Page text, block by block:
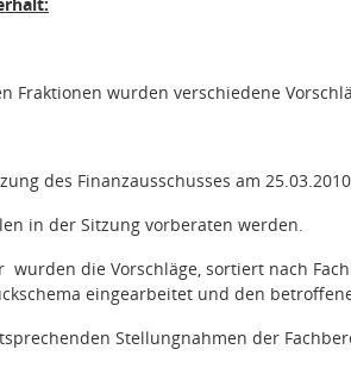
Fraktionen wurden verschiedene
des Finanzausschusses am
in der Sitzung vorberaten werden.
wurden die Vorschläge, sortiert nach
eingearbeitet und den
Stellungnahmen der